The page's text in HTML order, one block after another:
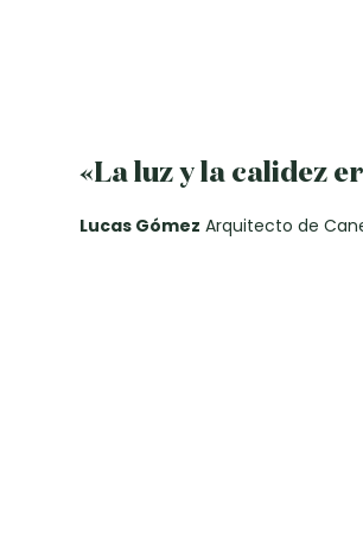
«La luz y la calidez
Lucas Gómez Arquitecto de